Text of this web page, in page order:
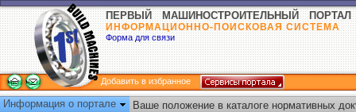
ПЕРВЫЙ МАШИНОСТРОИТЕЛЬНЫЙ ПОРТАЛ
ИНФОРМАЦИОННО-ПОИСКОВАЯ СИСТЕМА
Форма для связи
Добавить в избранное
Информация о портале Ваше положение в каталоге нормативных